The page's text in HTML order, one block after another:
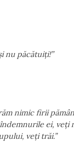
nu păcătuiţi!”
nimic firii
ei, veţi
veţi trăi.”